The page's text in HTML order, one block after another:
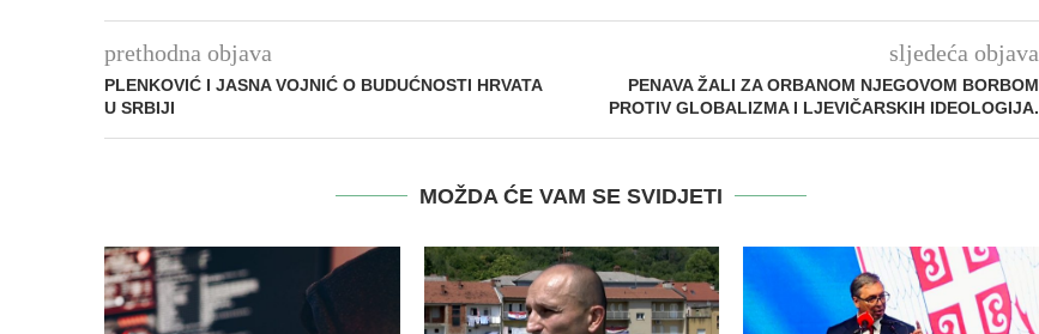
prethodna objava
PLENKOVIĆ I JASNA VOJNIĆ O BUDUĆNOSTI HRVATA
U SRBIJI
sljedeća objava
PENAVA ŽALI ZA ORBANOM NJEGOVOM BORBOM
PROTIV GLOBALIZMA I LJEVIČARSKIH IDEOLOGIJA.
MOŽDA ĆE VAM SE SVIDJETI